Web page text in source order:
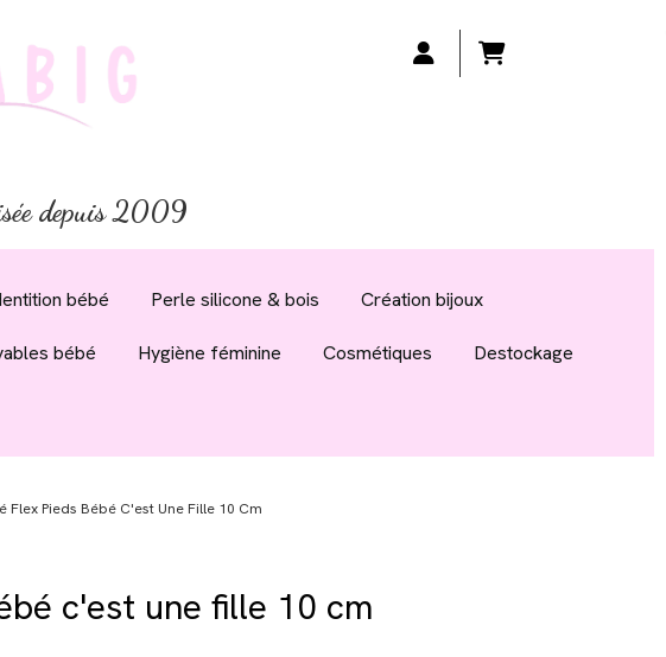
depuis 2009
bébé Perle silicone & bois Création bijoux
bébé Hygiène féminine Cosmétiques Destockage
Flex Pieds Bébé C'est Une Fille 10 Cm
c'est une fille 10 cm